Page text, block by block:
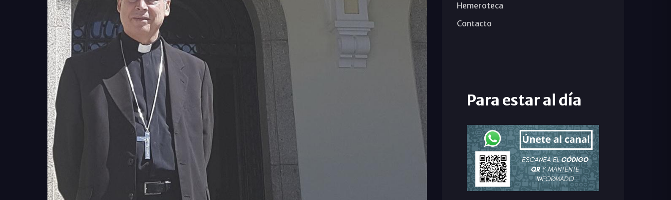
Hemeroteca
Contacto
Para estar al día